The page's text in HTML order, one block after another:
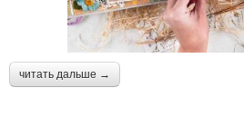
читать дальше →